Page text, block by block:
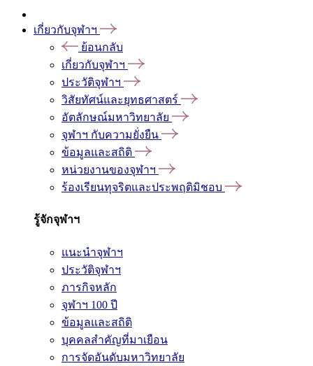
เกี่ยวกับจุฬาฯ
ย้อนกลับ
เกี่ยวกับจุฬาฯ
ประวัติจุฬาฯ
วิสัยทัศน์และยุทธศาสตร์
อัตลักษณ์มหาวิทยาลัย
จุฬาฯ กับความยั่งยืน
ข้อมูลและสถิติ
หน่วยงานของจุฬาฯ
ร้องเรียนทุจริตและประพฤติมิชอบ
รู้จักจุฬาฯ
แนะนำจุฬาฯ
ประวัติจุฬาฯ
ภารกิจหลัก
จุฬาฯ 100 ปี
ข้อมูลและสถิติ
บุคคลสำคัญที่มาเยือน
การจัดอันดับมหาวิทยาลัย